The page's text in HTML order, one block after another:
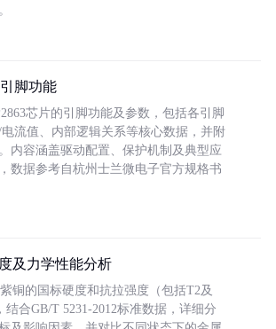
脚功能
芯片的引脚功能及参数，包括各引脚
流值、内部逻辑关系等核心数据，并附
内容涵盖驱动配置、保护机制及典型应
数据参考自杭州士兰微电子官方规格书
及力学性能分析
铜的国标硬度和抗拉强度（包括T2及
结合GB/T 5231-2012标准数据，详细分